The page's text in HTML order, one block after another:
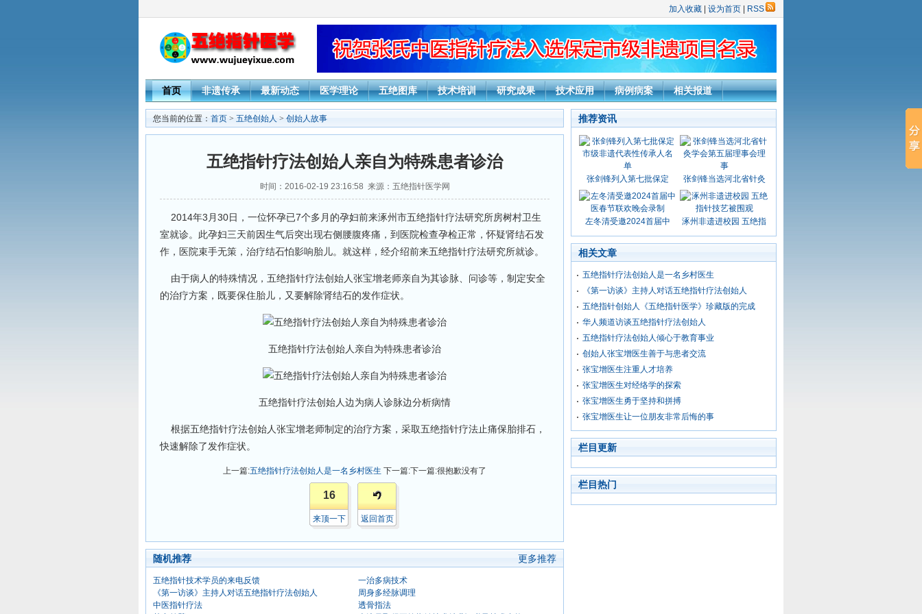
加入收藏 设为首页 RSS
首页 非遗传承 最新动态 医学理论 五绝图库 技术培训 研究成果 技术应用 病例病案 相关报道
您当前的位置： 首页 > 五绝创始人 > 创始人故事
五绝指针疗法创始人亲自为特殊患者诊治
时间：2016-02-19 23:16:58 来源：五绝指针医学网
2014年3月30日，一位怀孕已7个多月的孕妇前来涿州市五绝指针疗法研究所房树村卫生
室就诊。此孕妇三天前因生气后突出现右侧腰腹疼痛，到医院检查孕检正常，怀疑肾结石发
作，医院束手无策，治疗结石怕影响胎儿。就这样，经介绍前来五绝指针疗法研究所就诊。
由于病人的特殊情况，五绝指针疗法创始人张宝增老师亲自为其诊脉、问诊等，制定安全
的治疗方案，既要保住胎儿，又要解除肾结石的发作症状。
五绝指针疗法创始人亲自为特殊患者诊治
五绝指针疗法创始人边为病人诊脉边分析病情
根据五绝指针疗法创始人张宝增老师制定的治疗方案，采取五绝指针疗法止痛保胎排石，
快速解除了发作症状。
上一篇:五绝指针疗法创始人是一名乡村医生 下一篇:下一篇:很抱歉没有了
16
来顶一下 返回首页
随机推荐 更多推荐
五绝指针技术学员的来电反馈
《第一访谈》主持人对话五绝指针疗法创始人
中医指针疗法
一治多病技术
周身多经脉调理
透骨指法
推荐资讯
张剑锋列入第七批保定 张剑锋当选河北省针灸
左冬清受邀2024首届中 涿州非遗进校园 五绝指
相关文章
五绝指针疗法创始人是一名乡村医生
《第一访谈》主持人对话五绝指针疗法创始人
五绝指针创始人《五绝指针医学》珍藏版的完成
华人频道访谈五绝指针疗法创始人
五绝指针疗法创始人倾心于教育事业
创始人张宝增医生善于与患者交流
张宝增医生注重人才培养
张宝增医生对经络学的探索
张宝增医生勇于坚持和拼搏
张宝增医生让一位朋友非常后悔的事
栏目更新
栏目热门